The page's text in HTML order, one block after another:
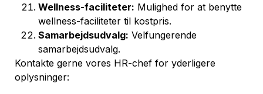
Wellness-faciliteter: Mulighed for at benytte
wellness-faciliteter til kostpris.
Samarbejdsudvalg: Velfungerende
samarbejdsudvalg.
Kontakte gerne vores HR-chef for yderligere
oplysninger: